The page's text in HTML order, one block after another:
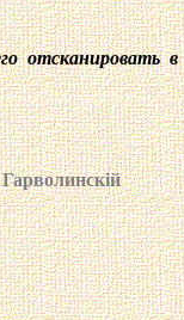
отсканировать в
Гарволинскiй